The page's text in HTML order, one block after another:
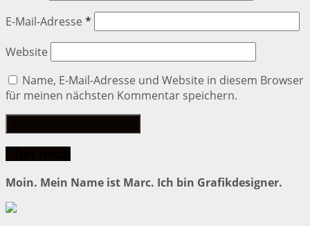
E-Mail-Adresse *
Website
Name, E-Mail-Adresse und Website in diesem Browser
für meinen nächsten Kommentar speichern.
Moin. Mein Name ist Marc. Ich bin Grafikdesigner.